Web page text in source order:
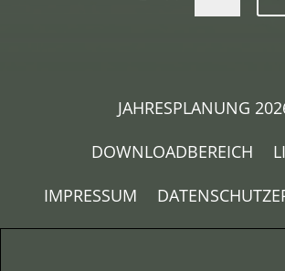
JAHRESPLANUNG
DOWNLOADBEREICH
IMPRESSUM